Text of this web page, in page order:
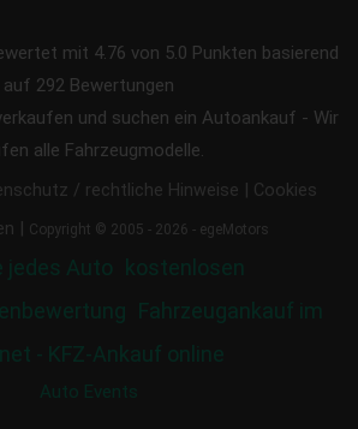
mit 4.76 von 5.0 Punkten basierend
auf 292 Bewertungen
und suchen ein Autoankauf - Wir
alle Fahrzeugmodelle.
/ rechtliche Hinweise | Cookies
| Copyright © 2005 - 2026 - egeMotors
jedes Auto kostenlosen
Fahrzeugankauf im
- KFZ-Ankauf online
Auto Events